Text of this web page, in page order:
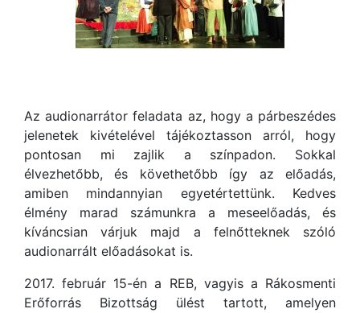
Az audionarrátor feladata az, hogy a párbeszédes
jelenetek kivételével tájékoztasson arról, hogy
pontosan mi zajlik a színpadon. Sokkal
élvezhetőbb, és követhetőbb így az előadás,
amiben mindannyian egyetértettünk. Kedves
élmény marad számunkra a meseelőadás, és
kíváncsian várjuk majd a felnőtteknek szóló
audionarrált előadásokat is.
2017. február 15-én a REB, vagyis a Rákosmenti
Erőforrás Bizottság ülést tartott, amelyen